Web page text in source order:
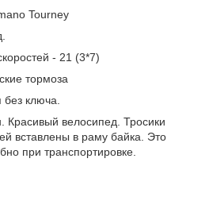
Tourney
- 21 (3*7)
тормоза
ключа.
Красивый велосипед. Тросики
вставлены в раму байка. Это
при транспортировке.